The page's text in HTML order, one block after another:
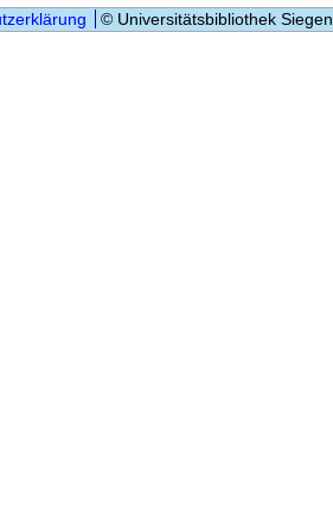
© Universitätsbibliothek Siegen